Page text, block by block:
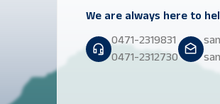
We are always here to
0471-2319831
0471-2312730